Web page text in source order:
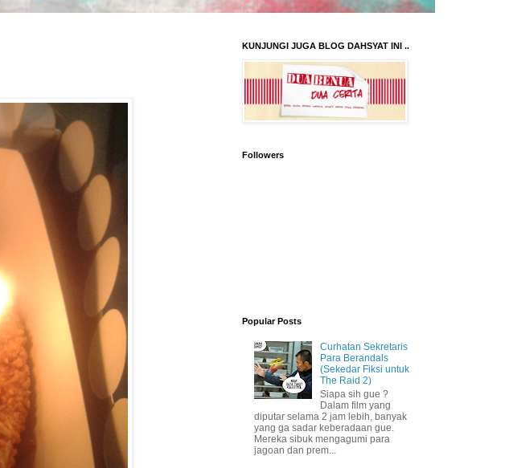
KUNJUNGI JUGA BLOG DAHSYAT INI ..
Followers
Popular Posts
Curhatan Sekretaris
Para Berandals
(Sekedar Fiksi untuk
The Raid 2)
Siapa sih gue ?
Dalam film yang
diputar selama 2 jam lebih, banyak
yang ga sadar keberadaan gue.
Mereka sibuk mengagumi para
jagoan dan prem...